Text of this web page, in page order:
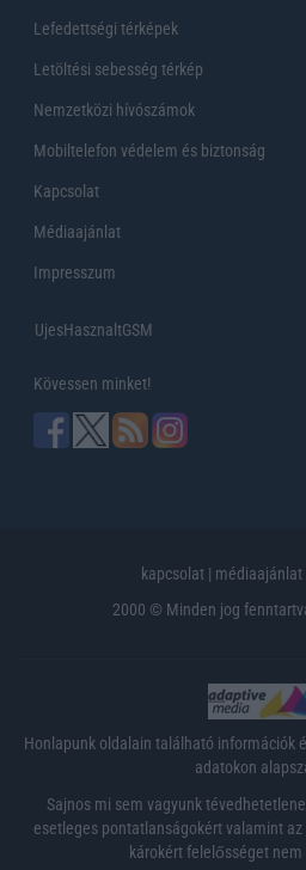
Lefedettségi térképek
Letöltési sebesség térkép
Nemzetközi hívószámok
Mobiltelefon védelem és biztonság
Kapcsolat
Médiaajánlat
Impresszum
UjesHasznaltGSM
Kövessen minket!
kapcsolat | médiaajánlat
2000 © Minden jog
Honlapunk oldalain található információk
adatokon
Sajnos mi sem vagyunk
esetleges pontatlanságokért valamint
károkért felelősséget nem